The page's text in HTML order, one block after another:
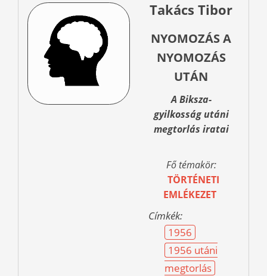
Takács Tibor
NYOMOZÁS A
NYOMOZÁS
UTÁN
A Biksza-
gyilkosság utáni
megtorlás iratai
Fő témakör:
TÖRTÉNETI
EMLÉKEZET
Címkék:
1956
1956 utáni
megtorlás